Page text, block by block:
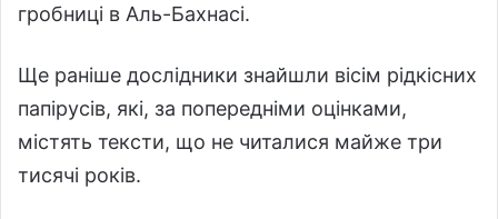
гробниці в Аль-Бахнасі.
Ще раніше дослідники знайшли вісім рідкісних
папірусів, які, за попередніми оцінками,
містять тексти, що не читалися майже три
тисячі років.